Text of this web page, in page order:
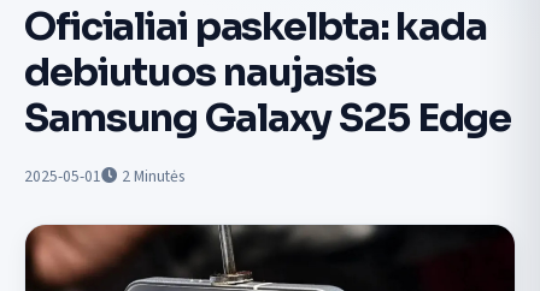
Oficialiai paskelbta: kada
debiutuos naujasis
Samsung Galaxy S25 Edge
2025-05-01 2Minutės